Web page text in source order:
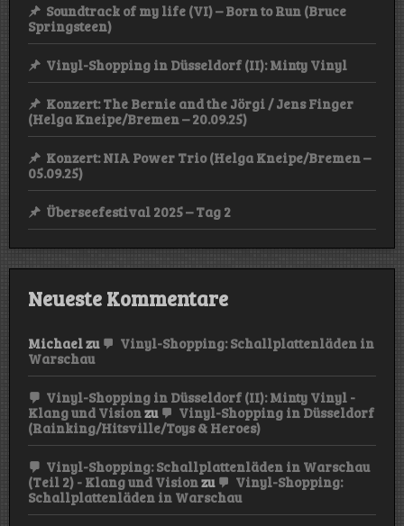
Soundtrack of my life (VI) – Born to Run (Bruce
Springsteen)
Vinyl-Shopping in Düsseldorf (II): Minty Vinyl
Konzert: The Bernie and the Jörgi / Jens Finger
(Helga Kneipe/Bremen – 20.09.25)
Konzert: NIA Power Trio (Helga Kneipe/Bremen –
05.09.25)
Überseefestival 2025 – Tag 2
Neueste Kommentare
Michaelzu
Vinyl-Shopping: Schallplattenläden in
Warschau
Vinyl-Shopping in Düsseldorf (II): Minty Vinyl -
Klang und Visionzu
Vinyl-Shopping in Düsseldorf
(Rainking/Hitsville/Toys & Heroes)
Vinyl-Shopping: Schallplattenläden in Warschau
(Teil 2) - Klang und Visionzu
Vinyl-Shopping:
Schallplattenläden in Warschau